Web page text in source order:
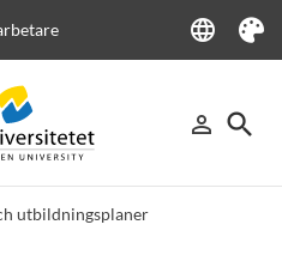
language
Language
Tema
person_outline
Logga in
search
Sök
utbildningsplaner